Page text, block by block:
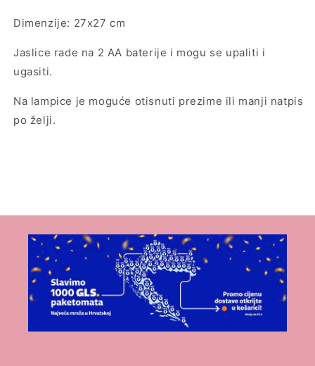
Dimenzije: 27x27 cm
Jaslice rade na 2 AA baterije i mogu se upaliti i
ugasiti.
Na lampice je moguće otisnuti prezime ili manji natpis
po želji.